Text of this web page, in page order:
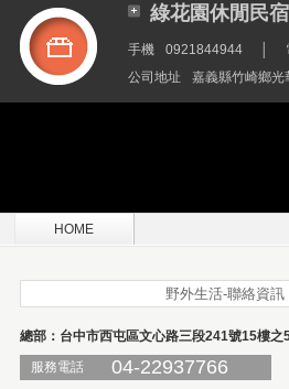
綠花園休閒民宿
手機 0921844944
公司地址
嘉義縣竹崎鄉
HOME
野外生活-聯絡資訊
總部：台中市西屯區文心路三段241號15樓之
服務電話
04-22937766